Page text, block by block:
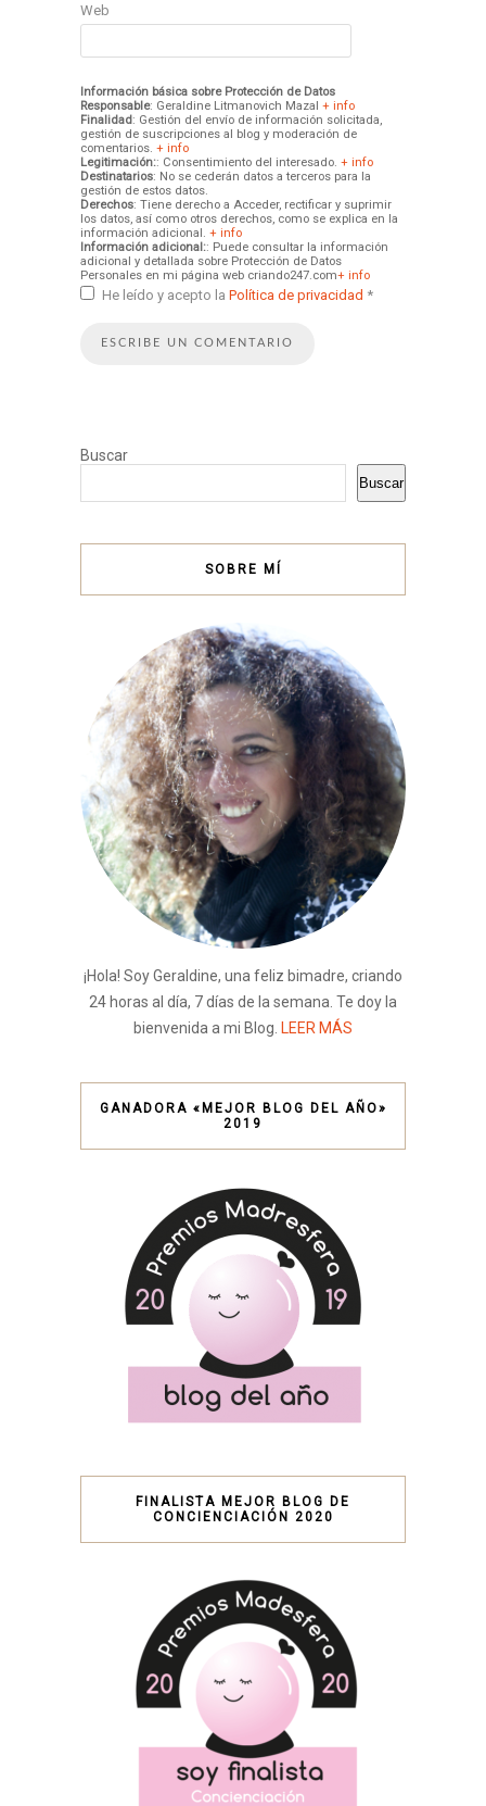
Web
Información básica sobre Protección de Datos
Responsable: Geraldine Litmanovich Mazal + info
Finalidad: Gestión del envío de información solicitada,
gestión de suscripciones al blog y moderación de
comentarios. + info
Legitimación:: Consentimiento del interesado. + info
Destinatarios: No se cederán datos a terceros para la
gestión de estos datos.
Derechos: Tiene derecho a Acceder, rectificar y suprimir
los datos, así como otros derechos, como se explica en la
información adicional. + info
Información adicional:: Puede consultar la información
adicional y detallada sobre Protección de Datos
Personales en mi página web criando247.com+ info
He leído y acepto la Política de privacidad *
Buscar
Buscar
SOBRE MÍ
¡Hola! Soy Geraldine, una feliz bimadre, criando
24 horas al día, 7 días de la semana. Te doy la
bienvenida a mi Blog. LEER MÁS
GANADORA «MEJOR BLOG DEL AÑO»
2019
FINALISTA MEJOR BLOG DE
CONCIENCIACIÓN 2020